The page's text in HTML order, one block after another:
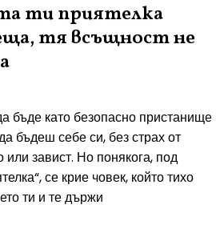
ти приятелка
тя всъщност не
бъде като безопасно пристанище
бъдеш себе си, без страх от
завист. Но понякога, под
се крие човек, който тихо
ти и те държи